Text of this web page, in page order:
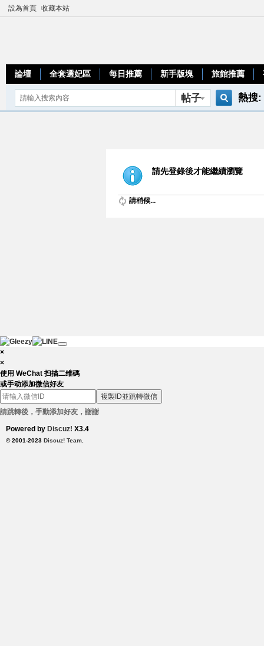
設為首頁 收藏本站
論壇 全套選妃區 每日推薦 新手版塊 旅館推薦
帖子
索
熱搜:
請先登錄後才能繼續瀏覽
請稍候...
×
×
使用 WeChat 扫描二维碼
或手动添加微信好友
複製ID並跳轉微信
請跳轉後，手動添加好友，謝謝
Powered by Discuz! X3.4
© 2001-2023 Discuz! Team